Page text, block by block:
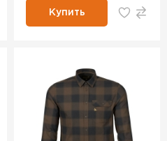
Купить